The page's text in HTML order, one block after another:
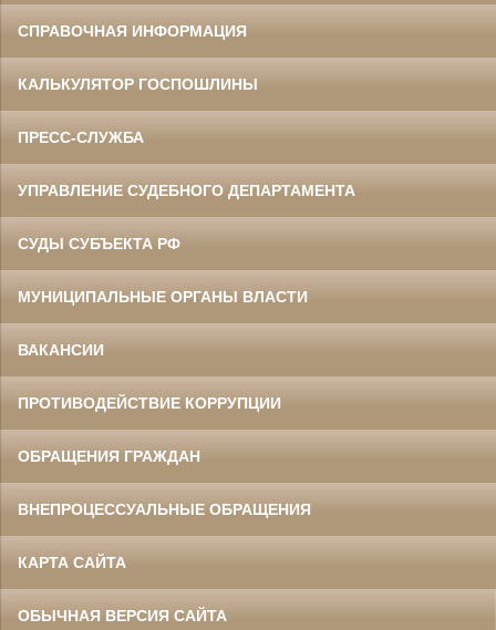
СПРАВОЧНАЯ ИНФОРМАЦИЯ
КАЛЬКУЛЯТОР ГОСПОШЛИНЫ
ПРЕСС-СЛУЖБА
УПРАВЛЕНИЕ СУДЕБНОГО ДЕПАРТАМЕНТА
СУДЫ СУБЪЕКТА РФ
МУНИЦИПАЛЬНЫЕ ОРГАНЫ ВЛАСТИ
ВАКАНСИИ
ПРОТИВОДЕЙСТВИЕ КОРРУПЦИИ
ОБРАЩЕНИЯ ГРАЖДАН
ВНЕПРОЦЕССУАЛЬНЫЕ ОБРАЩЕНИЯ
КАРТА САЙТА
ОБЫЧНАЯ ВЕРСИЯ САЙТА